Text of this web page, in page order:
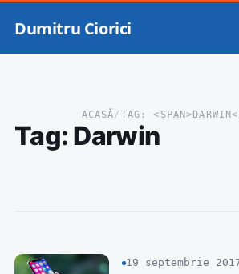
Dumitru Ciorici
ACASĂ/ TAG:
Tag: Darwin
19 septembrie